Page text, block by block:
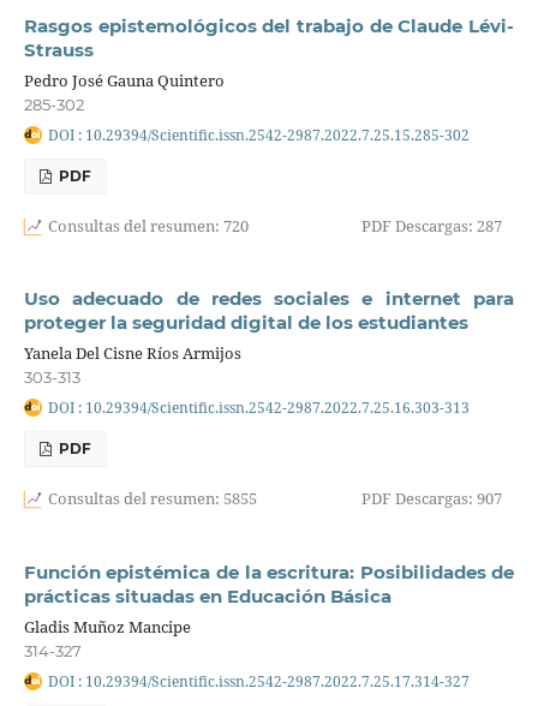
Rasgos epistemológicos del trabajo de Claude Lévi-
Strauss
Pedro José Gauna Quintero
285-302
DOI : 10.29394/Scientific.issn.2542-2987.2022.7.25.15.285-302
PDF
Consultas del resumen: 720 PDF Descargas: 287
Uso adecuado de redes sociales e internet para
proteger la seguridad digital de los estudiantes
Yanela Del Cisne Ríos Armijos
303-313
DOI : 10.29394/Scientific.issn.2542-2987.2022.7.25.16.303-313
PDF
Consultas del resumen: 5855 PDF Descargas: 907
Función epistémica de la escritura: Posibilidades de
prácticas situadas en Educación Básica
Gladis Muñoz Mancipe
314-327
DOI : 10.29394/Scientific.issn.2542-2987.2022.7.25.17.314-327